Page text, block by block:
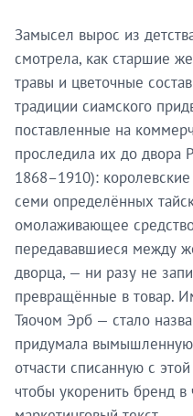
Замысел вырос из
смотрела, как старшие
травы и цветочные
традиции сиамского
поставленные на
проследила их до двора
1868–1910):
семи определённых
омолаживающее
передававшиеся между
дворца, — ни разу не
превращённые в товар.
Тяочом Эрб — стало
придумала
отчасти списанную с
чтобы укоренить бренд